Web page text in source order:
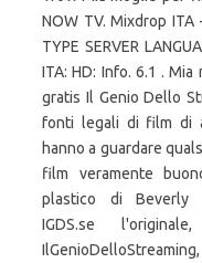
NOW TV. Mixdrop
TYPE SERVER
ITA: HD: Info. 6.1 .
gratis Il Genio Dello
fonti legali di film di
hanno a guardare
film veramente
plastico di Beverly
IGDS.se